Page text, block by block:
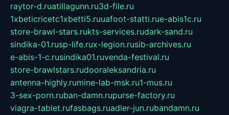
raytor-d.ruatillagunn.ru3d-file.ru
1xbeticricetc1xbetti5.ruuafoot-statti.rue-abis1c.ru
store-brawl-stars.rukts-services.rudark-sand.ru
sindika-01.rusp-life.rux-legion.rusib-archives.ru
e-abis-1-c.rusindika01.ruvenda-festival.ru
store-brawlstars.rudooraleksandria.ru
antenna-highly.rumine-lab-msk.ru1-mus.ru
3-sex-porn.ruban-damn.rupurse-factory.ru
viagra-tablet.rufasbags.ruadler-jun.rubandamn.ru